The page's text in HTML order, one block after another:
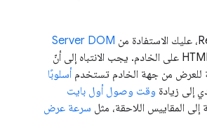
Server DOM
لعرض رمز HTML على الخادم. يجب الانتباه إلى أنّ
من جهة الخادم تستخدمأسلوبًا
زيادةوقت وصول أول بايت
المقاييس اللاحقة، مثلسرعة عرض